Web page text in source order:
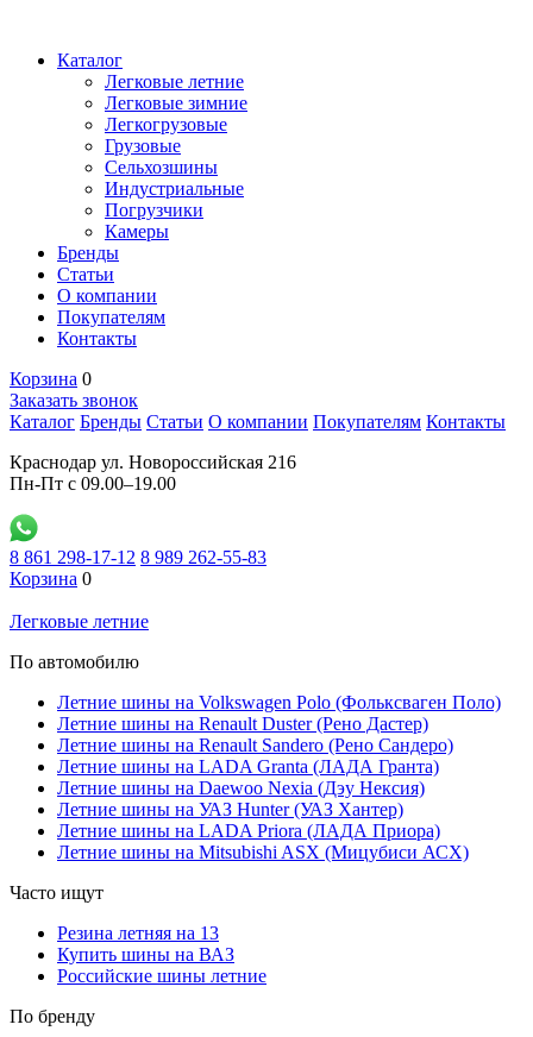
Каталог
Легковые летние
Легковые зимние
Легкогрузовые
Грузовые
Сельхозшины
Индустриальные
Погрузчики
Камеры
Бренды
Статьи
О компании
Покупателям
Контакты
Корзина 0
Заказать звонок
Каталог Бренды Статьи О компании Покупателям Контакты
Краснодар ул. Новороссийская 216
Пн-Пт с 09.00–19.00
8 861 298-17-12 8 989 262-55-83
Корзина 0
Легковые летние
По автомобилю
Летние шины на Volkswagen Polo (Фольксваген Поло)
Летние шины на Renault Duster (Рено Дастер)
Летние шины на Renault Sandero (Рено Сандеро)
Летние шины на LADA Granta (ЛАДА Гранта)
Летние шины на Daewoo Nexia (Дэу Нексия)
Летние шины на УАЗ Hunter (УАЗ Хантер)
Летние шины на LADA Priora (ЛАДА Приора)
Летние шины на Mitsubishi ASX (Мицубиси АСХ)
Часто ищут
Резина летняя на 13
Купить шины на ВАЗ
Российские шины летние
По бренду